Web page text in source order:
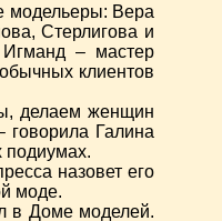
модельеры: Вера
Стерлигова и
– мастер
клиентов
делаем женщин
говорила Галина
подиумах.
назовет его
моде.
в Доме моделей.